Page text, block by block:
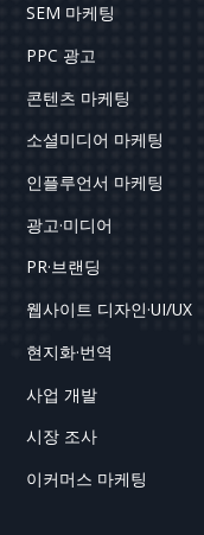
SEM 마케팅
PPC 광고
콘텐츠 마케팅
소셜미디어 마케팅
인플루언서 마케팅
광고·미디어
PR·브랜딩
웹사이트 디자인·UI/UX
현지화·번역
사업 개발
시장 조사
이커머스 마케팅